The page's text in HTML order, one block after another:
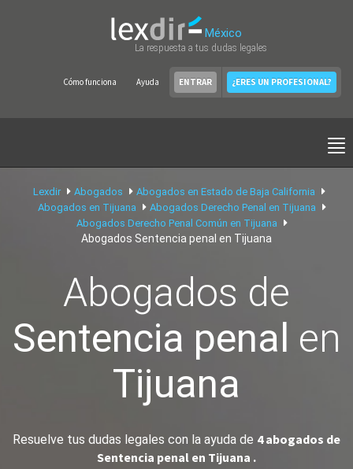
México
La respuesta a tus dudas legales
Cómo funciona Ayuda ENTRAR ¿ERES UN PROFESIONAL?
Lexdir Abogados
Abogados en Estado de Baja California
Abogados en Tijuana
Abogados Derecho Penal en Tijuana
Abogados Derecho Penal Común en Tijuana
Abogados Sentencia penal en Tijuana
Abogados de
Sentencia penal en
Tijuana
Resuelve tus dudas legales con la ayuda de 4 abogados de
Sentencia penal en Tijuana .